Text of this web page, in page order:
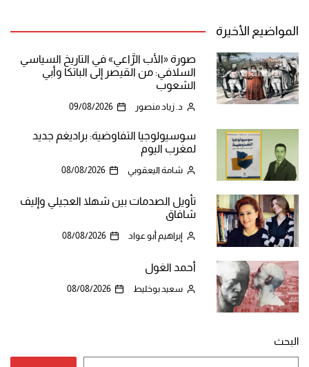
المواضيع الأخيرة
صورة «الأب الرَّاعي» في التاريخ السياسي
السلافي: من القيصر إلى الباتكا وأبي
الشعوب
د. زياد منصور 09/08/2026
سوسيولوجيا التفاوضية: براديغم جديد
لمغرب اليوم
شامة اليعقوبي 08/08/2026
تأويل الصدمات بين شهلا العجيلي وإليف
شافاق
إبراهيم أبو عواد 08/08/2026
أحمد الغول
سعيد بوخليط 08/08/2026
البحث